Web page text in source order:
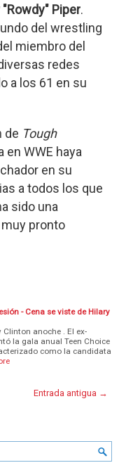
Piper.
del wrestling
miembro del
redes
a los 61 en su
de Tough
en WWE haya
en su
a todos los que
sido una
pronto
- Cena se viste de Hilary
anoche . El ex-
la gala anual Teen Choice
como la candidata
Entrada antigua →